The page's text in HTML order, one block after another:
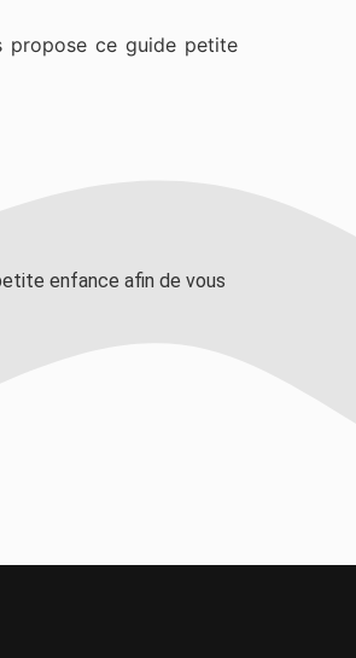
propose ce guide petite
enfance afin de vous